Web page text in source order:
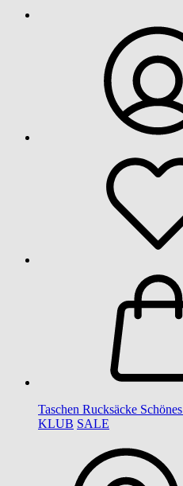
Taschen Rucksäcke Schönes
KLUB SALE